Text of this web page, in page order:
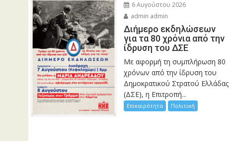
6 Αυγούστου 2026
admin admin
Διήμερο εκδηλώσεων
για τα 80 χρόνια από την
ίδρυση του ΔΣΕ
Με αφορμή τη συμπλήρωση 80
χρόνων από την ίδρυση του
Δημοκρατικού Στρατού Ελλάδας
(ΔΣΕ), η Επιτροπή...
Επικαιρότητα Πολιτική